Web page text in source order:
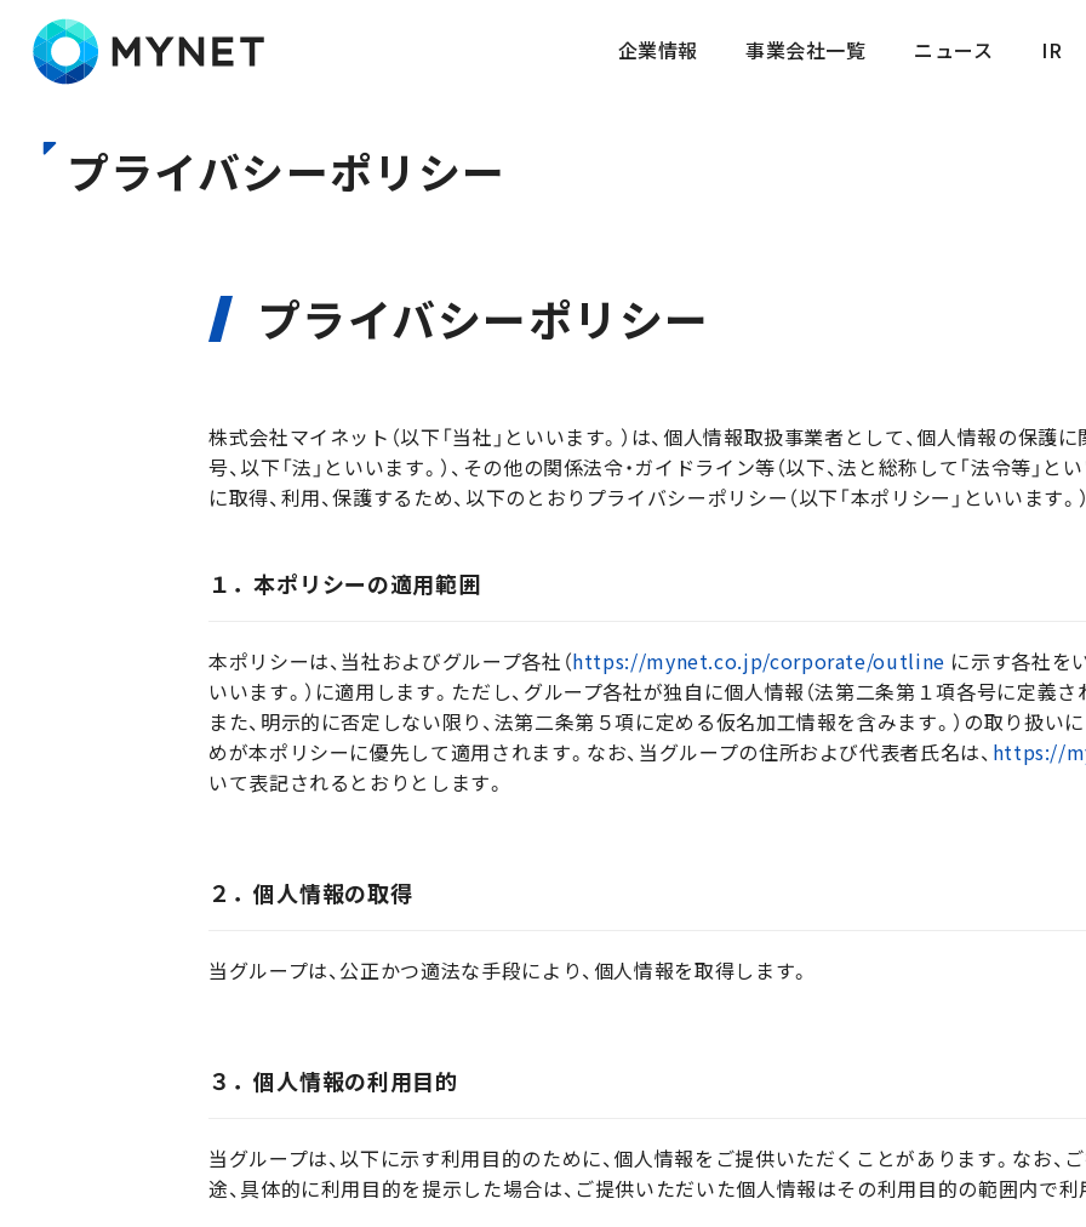
企業情報
事業会社一覧
ニュース
IR
プライバシーポリシー
プライバシーポリシー
株式会社マイネット（以下「当社」といいます。）は、個人情報取扱事業者として、個人情報の保護
号、以下「法」といいます。）、その他の関係法令・ガイドライン等（以下、法と総称して「法令等」と
に取得、利用、保護するため、以下のとおりプライバシーポリシー（以下「本ポリシー」といいます。
１．本ポリシーの適用範囲
本ポリシーは、当社およびグループ各社（https://mynet.co.jp/corporate/outline に示す各社を
いいます。）に適用します。ただし、グループ各社が独自に個人情報（法第二条第１項各号に定義
また、明示的に否定しない限り、法第二条第５項に定める仮名加工情報を含みます。）の取り扱い
めが本ポリシーに優先して適用されます。なお、当グループの住所および代表者氏名は、 https://
いて表記されるとおりとします。
２．個人情報の取得
当グループは、公正かつ適法な手段により、個人情報を取得します。
３．個人情報の利用目的
当グループは、以下に示す利用目的のために、個人情報をご提供いただくことがあります。なお、
途、具体的に利用目的を提示した場合は、ご提供いただいた個人情報はその利用目的の範囲内で利